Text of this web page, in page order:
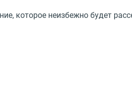
которое неизбежно будет